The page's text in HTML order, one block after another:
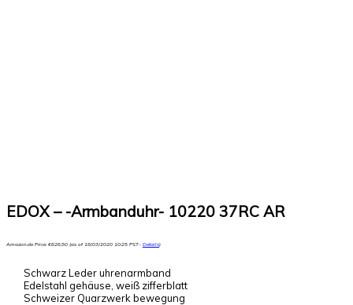
EDOX – -Armbanduhr- 10220 37RC AR
Amazon.de Price:€626,50 (as of 18/03/2020 10:25 PST- Details)
Schwarz Leder uhrenarmband
Edelstahl gehäuse, weiß zifferblatt
Schweizer Quarzwerk bewegung